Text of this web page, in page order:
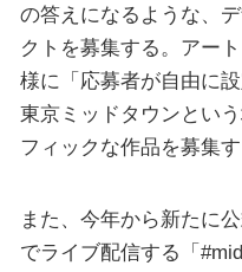
の答えになるような、
クトを募集する。アー
様に「応募者が自由に
東京ミッドタウンとい
フィックな作品を募集す
また、今年から新たに
でライブ配信する「